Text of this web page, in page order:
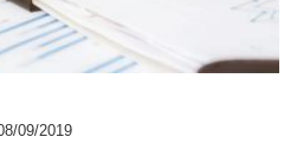
09/2019